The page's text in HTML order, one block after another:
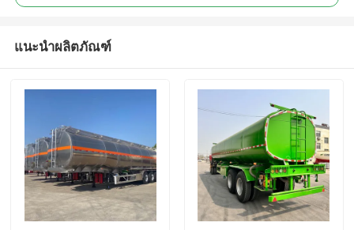
แนะนำผลิตภัณฑ์